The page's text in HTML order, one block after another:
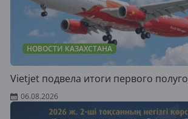
НОВОСТИ КАЗАХСТАНА
Vietjet подвела итоги первого
06.08.2026